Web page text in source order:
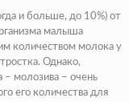
и больше, до 10%) от
малыша
количеством молока у
Однако,
– молозива – очень
его количества для